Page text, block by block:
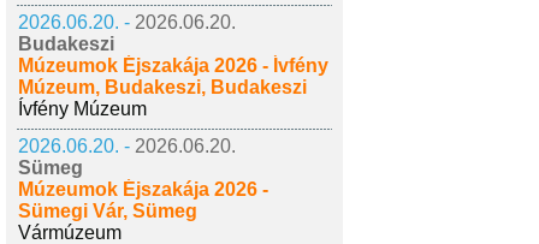
2026.06.20. - 2026.06.20.
Budakeszi
Múzeumok Éjszakája 2026 - Ívfény
Múzeum, Budakeszi, Budakeszi
Ívfény Múzeum
2026.06.20. - 2026.06.20.
Sümeg
Múzeumok Éjszakája 2026 -
Sümegi Vár, Sümeg
Vármúzeum